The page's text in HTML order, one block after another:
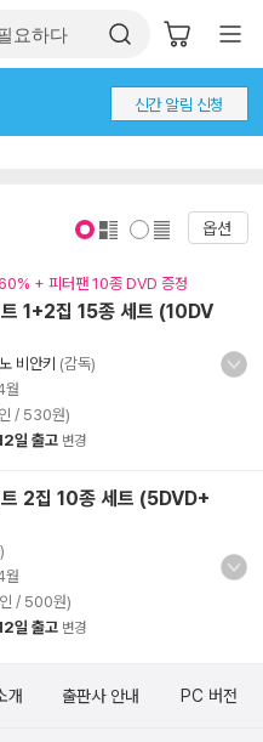
신간 알림 신청
옵션
+ 피터팬 10종 DVD 증정
1+2집 15종 세트 (10DV
비안키 (감독)
월
/ 530원)
일 출고 변경
2집 10종 세트 (5DVD+
월
/ 500원)
일 출고 변경
개 출판사 안내 PC 버전